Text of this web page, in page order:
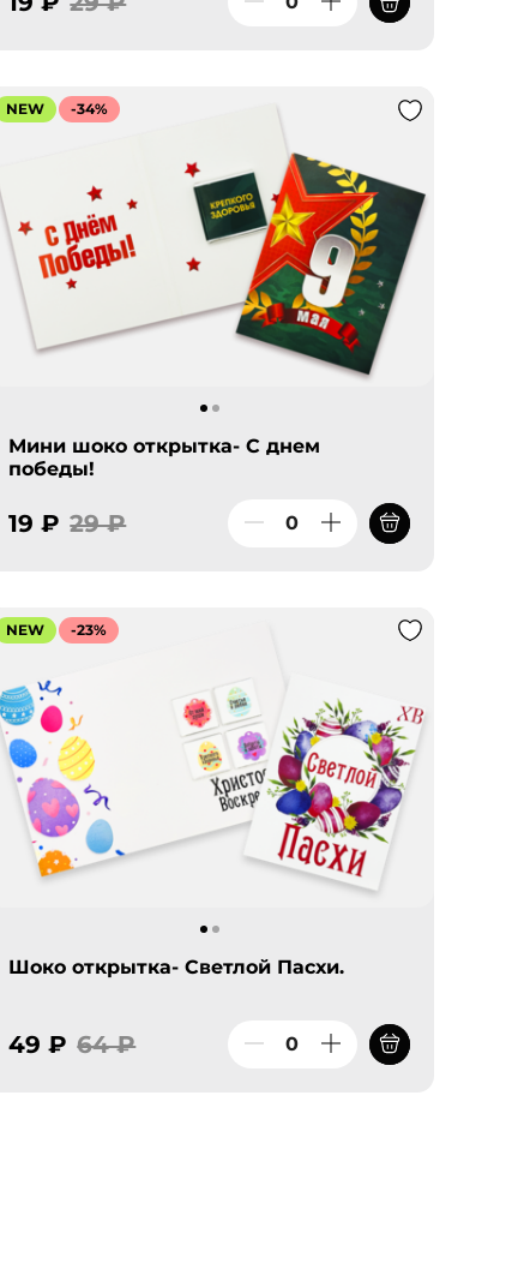
NEW -34%
Мини шоко открытка- С днем
победы!
19 ₽ 29 ₽
NEW -23%
Шоко открытка- Светлой Пасхи.
49 ₽ 64 ₽